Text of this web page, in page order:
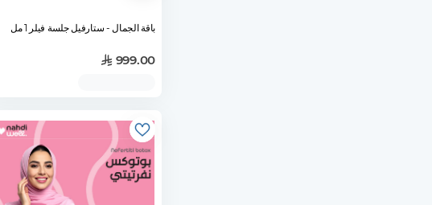
باقة الجمال - ستارفيل جلسة فيلر 1 مل
999.00